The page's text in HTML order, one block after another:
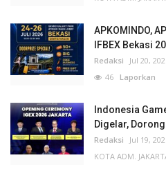
APKOMINDO,
IFBEX Bekasi
Redaksi Jul 20,
46 Laporkan
Indonesia
Digelar,
Redaksi Jul 19,
KOTA ADM.